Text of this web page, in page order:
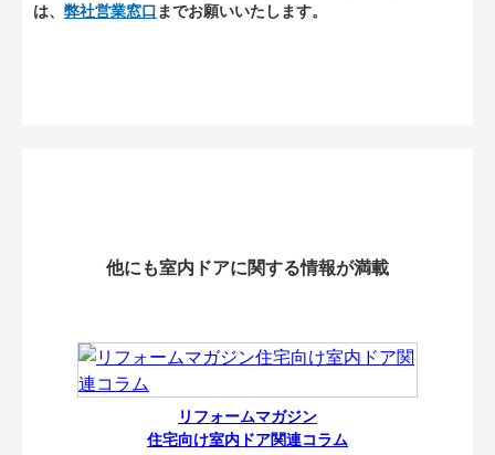
は、 弊社営業窓口 までお願いいたします。
他にも室内ドアに関する情報が満載
リフォームマガジン
住宅向け室内ドア関連コラム